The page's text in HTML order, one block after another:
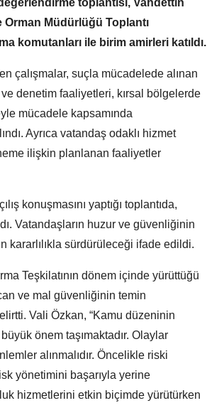
toplantısı, Vahdettin
Orman Müdürlüğü Toplantı
komutanları ile birim amirleri katıldı.
çalışmalar, suçla mücadelede alınan
denetim faaliyetleri, kırsal bölgelerde
mücadele kapsamında
Ayrıca vatandaş odaklı hizmet
ilişkin planlanan faaliyetler
konuşmasını yaptığı toplantıda,
Vatandaşların huzur ve güvenliğinin
kararlılıkla sürdürüleceği ifade edildi.
Teşkilatının dönem içinde yürüttüğü
ve mal güvenliğinin temin
Vali Özkan, “Kamu düzeninin
önem taşımaktadır. Olaylar
alınmalıdır. Öncelikle riski
yönetimini başarıyla yerine
hizmetlerini etkin biçimde yürütürken